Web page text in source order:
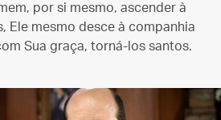
por si mesmo, ascender à
Ele mesmo desce à companhia
Sua graça, torná-los santos.